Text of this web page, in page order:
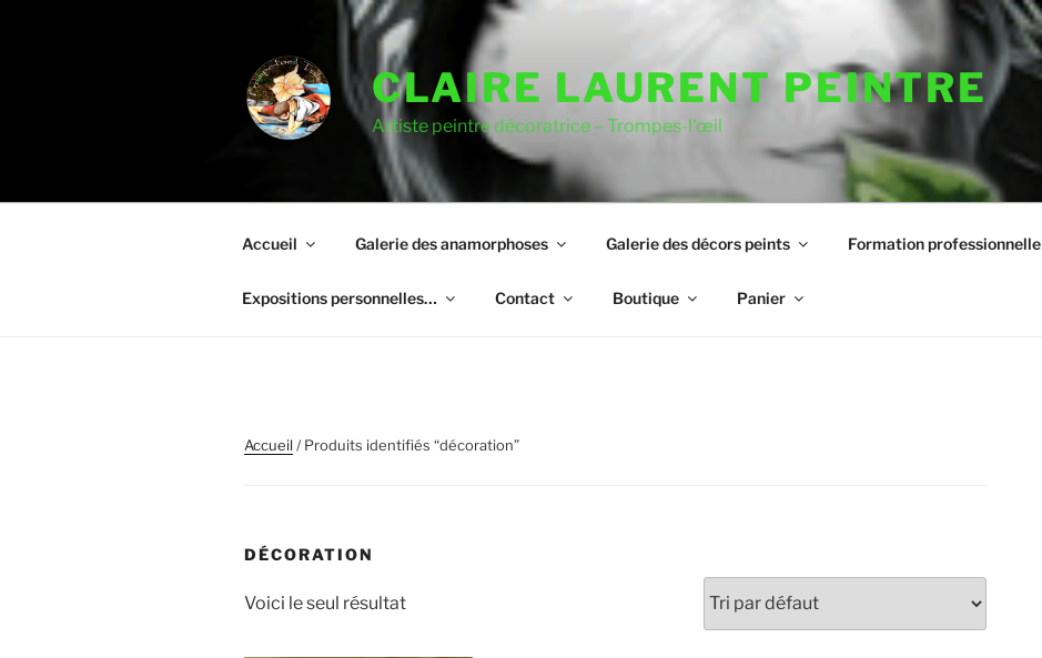
CLAIRE LAURENT PEINTRE
Artiste peintre décoratrice – Trompes-l'œil
Accueil Galerie des anamorphoses Galerie des décors peints Formation professionnelle
Expositions personnelles… Contact Boutique Panier
Accueil/ Produits identifiés “décoration”
DÉCORATION
Voici le seul résultat